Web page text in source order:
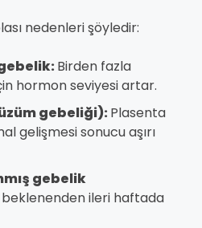
nedenleri şöyledir:
Birden fazla
hormon seviyesi artar.
gebeliği):Plasenta
gelişmesi sonucu aşırı
gebelik
ileri haftada